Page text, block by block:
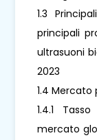
1.3
principali
ultrasuoni
2023
1.4 Mercato
1.4.1
mercato